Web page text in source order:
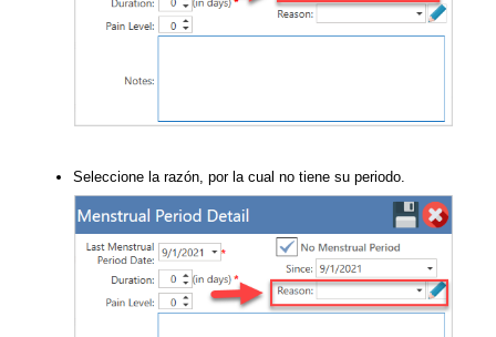
Seleccione la razón, por la cual no tiene su periodo.